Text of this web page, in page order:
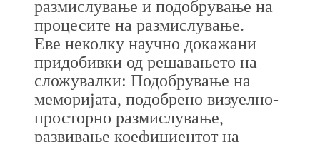
размислување и подобрување на
процесите на размислување.
Еве неколку научно докажани
придобивки од решавањето на
сложувалки: Подобрување на
меморијата, подобрено визуелно-
просторно размислување,
развивање коефициентот на